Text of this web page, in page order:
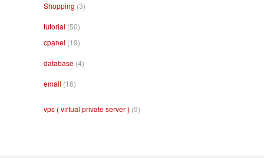
Shopping (3)
tutorial (50)
cpanel (19)
database (4)
email (16)
vps ( virtual private server ) (9)